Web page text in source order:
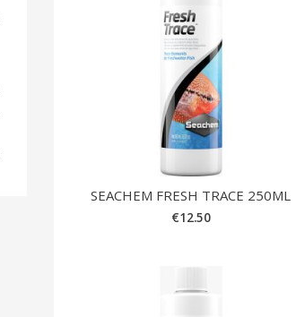
SEACHEM FRESH TRACE 250ML
€12.50